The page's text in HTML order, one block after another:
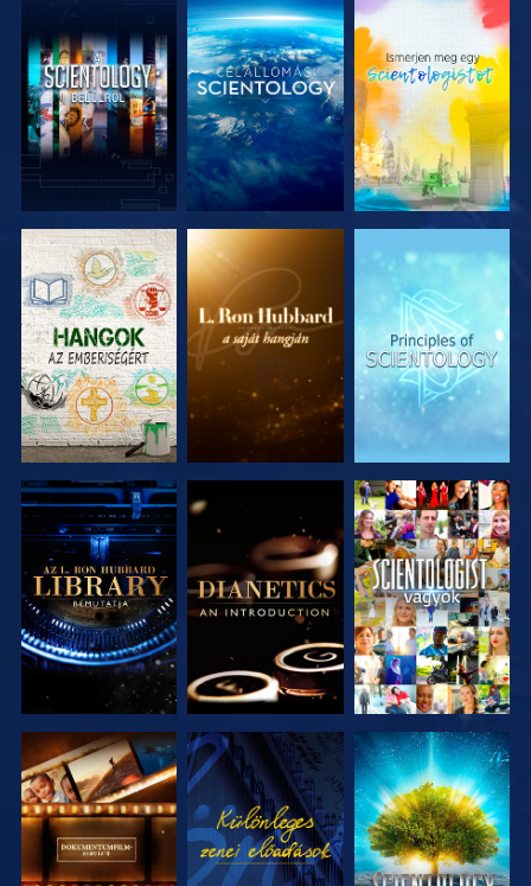
A SOROZAT
RÉSZEI
A SOROZAT
RÉSZEI
A SOROZAT
RÉSZEI
A SOROZAT
RÉSZEI
A SOROZAT
RÉSZEI
MŰSORNÉZÉS
A SOROZAT
RÉSZEI
MŰSORNÉZÉS
A SOROZAT
RÉSZEI